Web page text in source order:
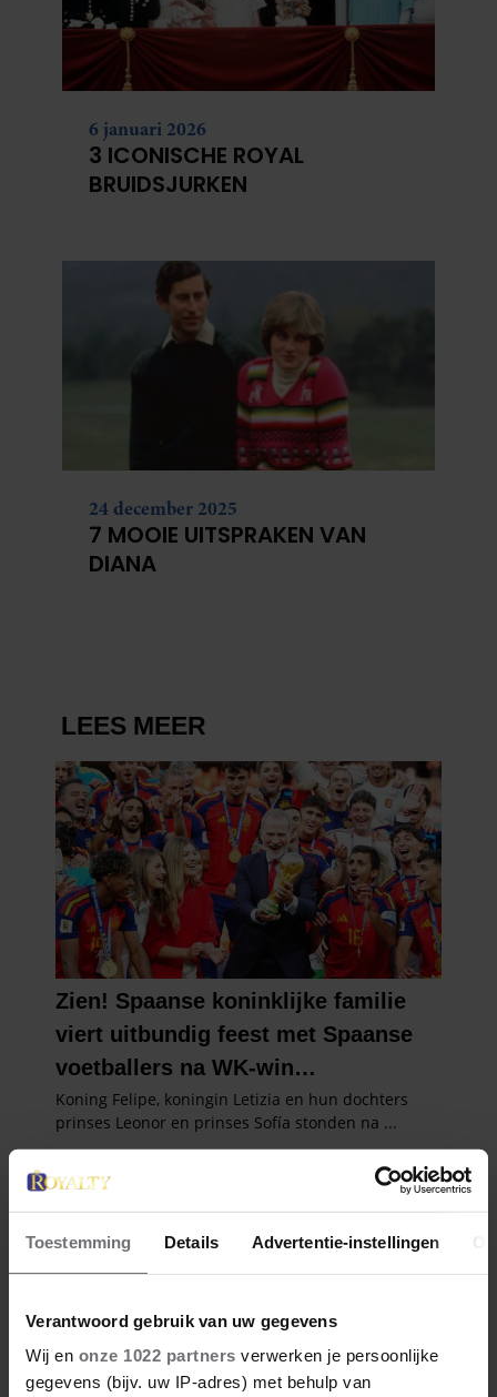
Toestemming Details Advertentie-instellingen
Verantwoord gebruik van uw gegevens
Wij en onze 1022 partners verwerken je persoonlijke
gegevens (bijv. uw IP-adres) met behulp van
6 januari 2026
3 ICONISCHE ROYAL
BRUIDSJURKEN
24 december 2025
7 MOOIE UITSPRAKEN VAN
DIANA